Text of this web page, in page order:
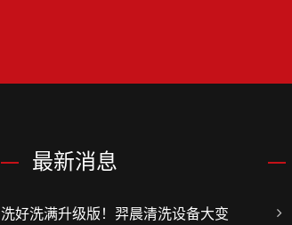
最新消息
洗好洗满升级版！羿晨清洗设备大变